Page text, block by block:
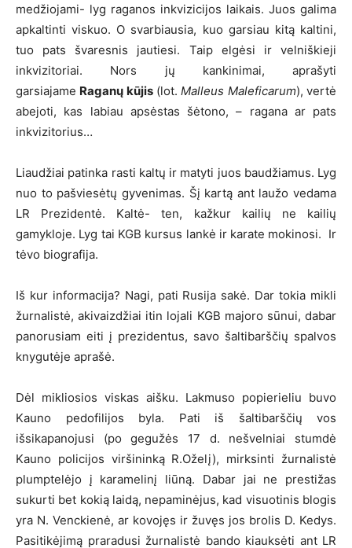
medžiojami- lyg raganos inkvizicijos laikais. Juos galima
apkaltinti viskuo. O svarbiausia, kuo garsiau kitą kaltini,
tuo pats švaresnis jautiesi. Taip elgėsi ir velniškieji
inkvizitoriai. Nors jų kankinimai, aprašyti
garsiajame Raganų kūjis(lot.Malleus Maleficarum), vertė
abejoti, kas labiau apsėstas šėtono, – ragana ar pats
inkvizitorius…
Liaudžiai patinka rasti kaltų ir matyti juos baudžiamus. Lyg
nuo to pašviesėtų gyvenimas. Šį kartą ant laužo vedama
LR Prezidentė. Kaltė- ten, kažkur kailių ne kailių
gamykloje. Lyg tai KGB kursus lankė ir karate mokinosi. Ir
tėvo biografija.
Iš kur informacija? Nagi, pati Rusija sakė. Dar tokia mikli
žurnalistė, akivaizdžiai itin lojali KGB majoro sūnui, dabar
panorusiam eiti į prezidentus, savo šaltibarščių spalvos
knygutėje aprašė.
Dėl mikliosios viskas aišku. Lakmuso popierieliu buvo
Kauno pedofilijos byla. Pati iš šaltibarščių vos
išsikapanojusi (po gegužės 17 d. nešvelniai stumdė
Kauno policijos viršininką R.Oželį), mirksinti žurnalistė
plumptelėjo į karamelinį liūną. Dabar jai ne prestižas
sukurti bet kokią laidą, nepaminėjus, kad visuotinis blogis
yra N. Venckienė, ar kovojęs ir žuvęs jos brolis D. Kedys.
Pasitikėjimą praradusi žurnalistė bando kiauksėti ant LR